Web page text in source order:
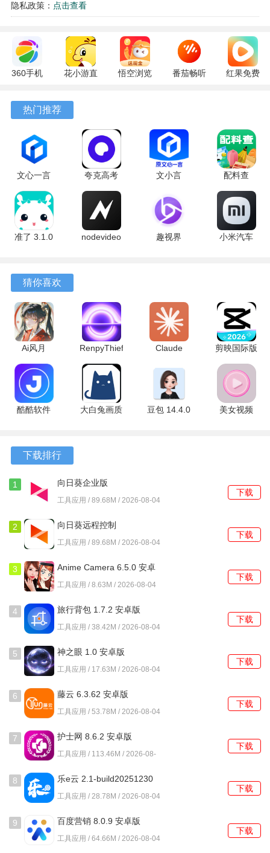
软件亮点
1、无纸化登记模式覆盖企业全生命周期，从设立到注销均可
2、智能表单填写系统自动带入企业基本信息，减少重复输入
操作。
1、设立登记功能支持多种企业类型，包括有限责任公司、股
2、变更登记模块可处理股权转让、法定代表人变更等常见业
务类型。
3、备案注销登记流程简化，所需材料清单清晰列出。
4、个人中心整合企业所有登记信息，统一管理各类证照文
件。
湖南企业注册登记怎么使用？
1、启动应用后选择电子营业执照登录方式，系统会显示关联
的企业列表。
2、在列表中找到需要办理业务的企业名称，点击进入密码输
入界面。
3、输入电子营业执照密码完成身份验证，系统会自动跳转至
主功能页面。
4、根据业务需求选择相应功能模块，如需要办理设立登记就
5、填写申请表时系统会智能提示必填项，上传材料支持拍照
隐私政策： 点击查看
360手机
10.13.27
最新版
花小游直
17.9.56
悟空浏览
番茄畅听
红果免费
热门推荐
文心一言
4.0
5.16.0.10
最新版
夸克高考
10.14.6.1121
最新版
文小言
安卓版
配料查
3.0.1 官方
版
准了 3.1.0
nodevideo
趣视界
小米汽车
猜你喜欢
Ai风月
1.9.33 最新
版
RenpyThief
3.1.9 安卓
版
Claude
最新版
剪映国际版
18.9.0 最新
版
酷酷软件
大白兔画质
豆包 14.4.0
美女视频
下载排行
1
向日葵企业版
15.5.9.83944 安卓版
工具应用 / 89.68M / 2026-08-04
下载
2
向日葵远程控制
15.5.9.83944 最新版
工具应用 / 89.68M / 2026-08-04
下载
3
Anime Camera 6.5.0 安卓
版
工具应用 / 8.63M / 2026-08-04
下载
4 旅行背包 1.7.2 安卓版
工具应用 / 38.42M / 2026-08-04
下载
5 神之眼 1.0 安卓版
工具应用 / 17.63M / 2026-08-04
下载
6 藤云 6.3.62 安卓版
工具应用 / 53.78M / 2026-08-04
下载
7 护士网 8.6.2 安卓版
工具应用 / 113.46M / 2026-08-
下载
8
乐e云 2.1-build20251230
安卓版
工具应用 / 28.78M / 2026-08-04
下载
9 百度营销 8.0.9 安卓版
工具应用 / 64.66M / 2026-08-04
下载